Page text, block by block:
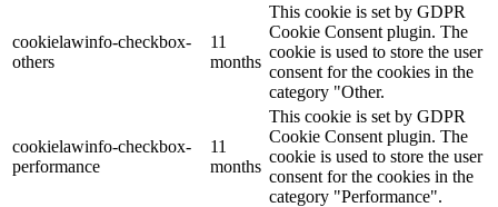
cookielawinfo-checkbox-
others
11
months
This cookie is set by GDPR
Cookie Consent plugin. The
cookie is used to store the user
consent for the cookies in the
category "Other.
cookielawinfo-checkbox-
performance
11
months
This cookie is set by GDPR
Cookie Consent plugin. The
cookie is used to store the user
consent for the cookies in the
category "Performance".